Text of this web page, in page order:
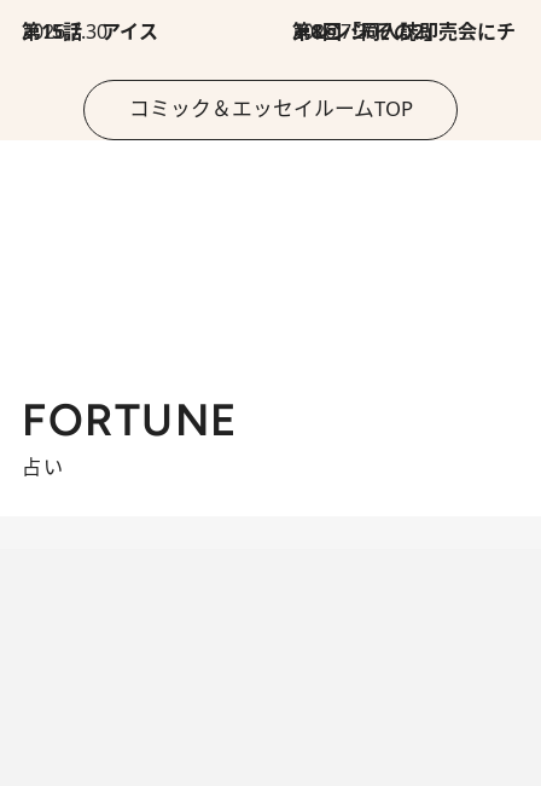
2026.7.30
第15話 アイス 2026.7.30
第8回「同人誌即売会にチャレンジ その2」
コミック＆エッセイルームTOP
FORTUNE
占い